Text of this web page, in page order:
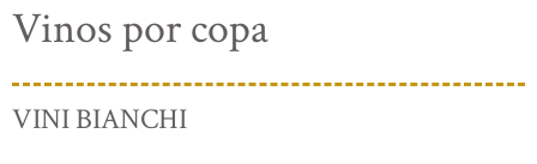
Vinos por copa
VINI BIANCHI